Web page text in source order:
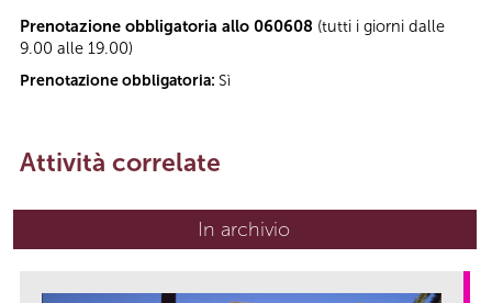
Prenotazione obbligatoria allo 060608 (tutti i giorni dalle
9.00 alle 19.00)
Prenotazione obbligatoria: Sì
Attività correlate
In archivio